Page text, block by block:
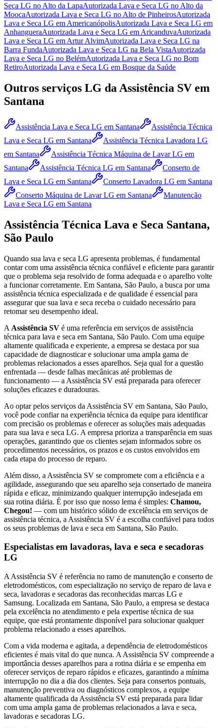
Seca LG no Alto da LapaAutorizada Lava e Seca LG no Alto da
MoocaAutorizada Lava e Seca LG no Alto de PinheirosAutorizada
Lava e Seca LG em AmericanópolisAutorizada Lava e Seca LG em
AnhangueraAutorizada Lava e Seca LG em AricanduvaAutorizada
Lava e Seca LG em Artur AlvimAutorizada Lava e Seca LG na
Barra FundaAutorizada Lava e Seca LG na Bela VistaAutorizada
Lava e Seca LG no BelémAutorizada Lava e Seca LG no Bom
RetiroAutorizada Lava e Seca LG em Bosque da Saúde
Outros serviços LG da Assistência SV em
Santana
Assistência Lava e Seca LG em Santana
Assistência Técnica
Lava e Seca LG em Santana
Assistência Técnica Lavadora LG
em Santana
Assistência Técnica Máquina de Lavar LG em
Santana
Assistência Técnica LG em Santana
Conserto de
Lava e Seca LG em Santana Conserto Lavadora LG em Santana
Conserto Máquina de Lavar LG em Santana
Manutenção
Lava e Seca LG em Santana
Assistência Técnica Lava e Seca Santana,
São Paulo
Quando sua lava e seca LG apresenta problemas, é fundamental
contar com uma assistência técnica confiável e eficiente para garantir
que o problema seja resolvido de forma adequada e o aparelho volte
a funcionar corretamente. Em Santana, São Paulo, a busca por uma
assistência técnica especializada e de qualidade é essencial para
assegurar que sua lava e seca receba o cuidado necessário para
retomar seu desempenho ideal.
A Assistência SV é uma referência em serviços de assistência
técnica para lava e seca em Santana, São Paulo. Com uma equipe
altamente qualificada e experiente, a empresa se destaca por sua
capacidade de diagnosticar e solucionar uma ampla gama de
problemas relacionados a esses aparelhos. Seja qual for a questão
enfrentada — desde falhas mecânicas até problemas de
funcionamento — a Assistência SV está preparada para oferecer
soluções eficazes e duradouras.
Ao optar pelos serviços da Assistência SV em Santana, São Paulo,
você pode confiar na experiência técnica da equipe para identificar
com precisão os problemas e oferecer as soluções mais adequadas
para sua lava e seca LG. A empresa prioriza a transparência em suas
operações, garantindo que os clientes sejam informados sobre os
procedimentos necessários, os prazos e os custos envolvidos em
cada etapa do processo de reparo.
Além disso, a Assistência SV se compromete com a eficiência e a
agilidade, assegurando que seu aparelho seja consertado de maneira
rápida e eficaz, minimizando qualquer interrupção indesejada em
sua rotina diária. É por isso que nosso lema é simples: Chamou,
Chegou! — com um histórico sólido de excelência em serviços de
assistência técnica, a Assistência SV é a escolha confiável para todos
os seus problemas de lava e seca em Santana, São Paulo.
Especialistas em lavadoras, lava e seca e secadoras
LG
A Assistência SV é referência no ramo de manutenção e conserto de
eletrodomésticos, com especialização no serviço de reparo de lava e
seca, lavadoras e secadoras das reconhecidas marcas LG e
Samsung. Localizada em Santana, São Paulo, a empresa se destaca
pela excelência no atendimento e pela expertise técnica de sua
equipe, que está prontamente disponível para solucionar qualquer
problema relacionado a esses aparelhos.
Com a vida moderna e agitada, a dependência de eletrodomésticos
eficientes é mais vital do que nunca. A Assistência SV compreende a
importância desses aparelhos para a rotina diária e se empenha em
oferecer serviços de reparo rápidos e eficazes, garantindo a mínima
interrupção no dia a dia dos clientes. Seja para consertos pontuais,
manutenção preventiva ou diagnósticos complexos, a equipe
altamente qualificada da Assistência SV está preparada para lidar
com uma ampla gama de problemas relacionados a lava e seca,
lavadoras e secadoras LG.